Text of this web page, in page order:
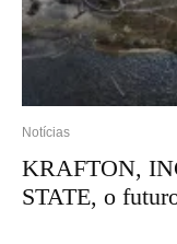
Notícias
KRAFTON,
STATE, o